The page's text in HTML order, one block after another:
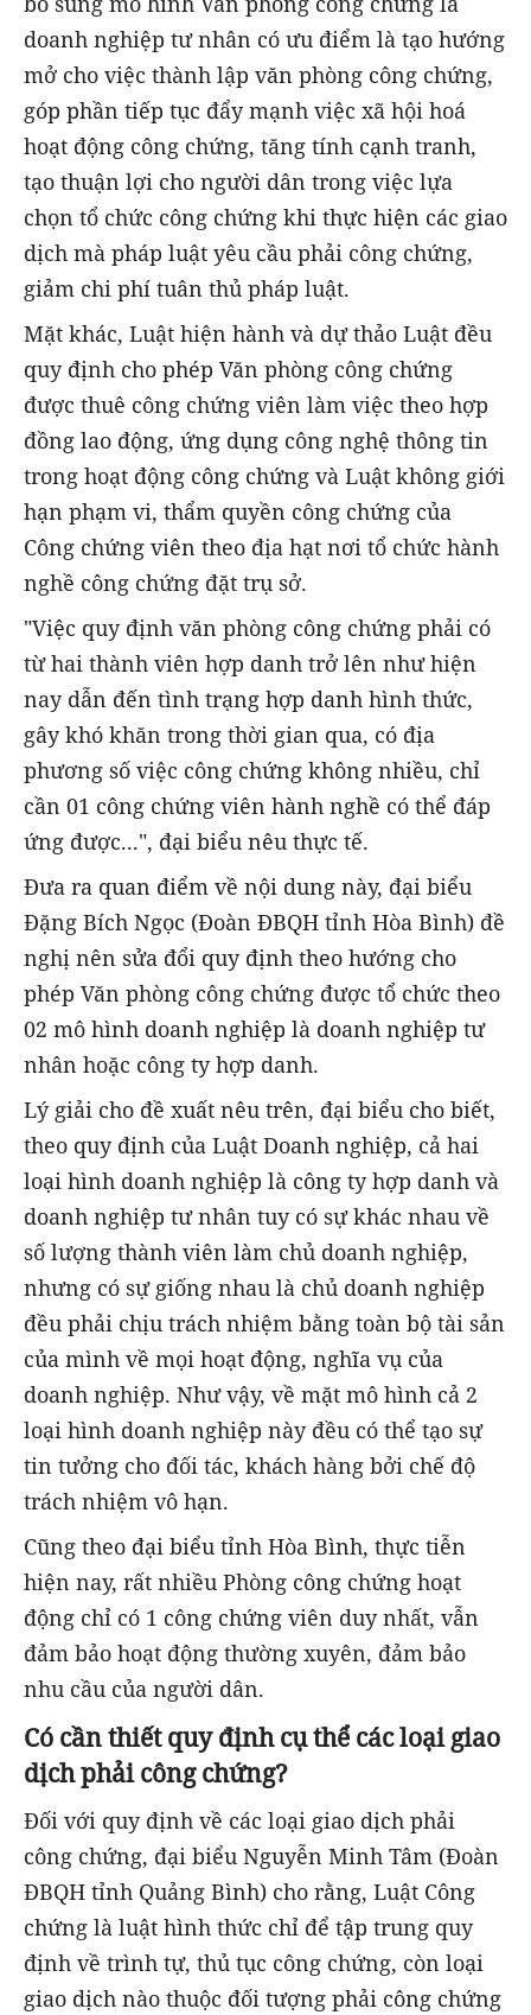
doanh nghiệp tư nhân có ưu điểm là tạo hướng
mở cho việc thành lập văn phòng công chứng,
góp phần tiếp tục đẩy mạnh việc xã hội hoá
hoạt động công chứng, tăng tính cạnh tranh,
tạo thuận lợi cho người dân trong việc lựa
chọn tổ chức công chứng khi thực hiện các giao
dịch mà pháp luật yêu cầu phải công chứng,
giảm chi phí tuân thủ pháp luật.
Mặt khác, Luật hiện hành và dự thảo Luật đều
quy định cho phép Văn phòng công chứng
được thuê công chứng viên làm việc theo hợp
đồng lao động, ứng dụng công nghệ thông tin
trong hoạt động công chứng và Luật không giới
hạn phạm vi, thẩm quyền công chứng của
Công chứng viên theo địa hạt nơi tổ chức hành
nghề công chứng đặt trụ sở.
"Việc quy định văn phòng công chứng phải có
từ hai thành viên hợp danh trở lên như hiện
nay dẫn đến tình trạng hợp danh hình thức,
gây khó khăn trong thời gian qua, có địa
phương số việc công chứng không nhiều, chỉ
cần 01 công chứng viên hành nghề có thể đáp
ứng được...", đại biểu nêu thực tế.
Đưa ra quan điểm về nội dung này, đại biểu
Đặng Bích Ngọc (Đoàn ĐBQH tỉnh Hòa Bình) đề
nghị nên sửa đổi quy định theo hướng cho
phép Văn phòng công chứng được tổ chức theo
02 mô hình doanh nghiệp là doanh nghiệp tư
nhân hoặc công ty hợp danh.
Lý giải cho đề xuất nêu trên, đại biểu cho biết,
theo quy định của Luật Doanh nghiệp, cả hai
loại hình doanh nghiệp là công ty hợp danh và
doanh nghiệp tư nhân tuy có sự khác nhau về
số lượng thành viên làm chủ doanh nghiệp,
nhưng có sự giống nhau là chủ doanh nghiệp
đều phải chịu trách nhiệm bằng toàn bộ tài sản
của mình về mọi hoạt động, nghĩa vụ của
doanh nghiệp. Như vậy, về mặt mô hình cả 2
loại hình doanh nghiệp này đều có thể tạo sự
tin tưởng cho đối tác, khách hàng bởi chế độ
trách nhiệm vô hạn.
Cũng theo đại biểu tỉnh Hòa Bình, thực tiễn
hiện nay, rất nhiều Phòng công chứng hoạt
động chỉ có 1 công chứng viên duy nhất, vẫn
đảm bảo hoạt động thường xuyên, đảm bảo
nhu cầu của người dân.
Có cần thiết quy định cụ thể các loại giao
dịch phải công chứng?
Đối với quy định về các loại giao dịch phải
công chứng, đại biểu Nguyễn Minh Tâm (Đoàn
ĐBQH tỉnh Quảng Bình) cho rằng, Luật Công
chứng là luật hình thức chỉ để tập trung quy
định về trình tự, thủ tục công chứng, còn loại
giao dịch nào thuộc đối tượng phải công chứng